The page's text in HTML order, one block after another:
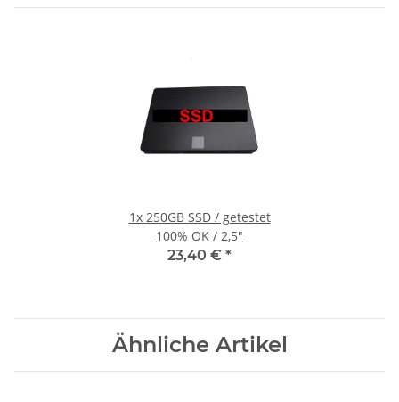
1x 250GB SSD / getestet
100% OK / 2,5"
23,40 € *
Ähnliche Artikel